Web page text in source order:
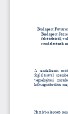
Budapest
Budapest
feltételeiről,
rendeletének
A  rendelkezés
foglalásával
végrehajtási
költségráfordítás
Hatályba léptető